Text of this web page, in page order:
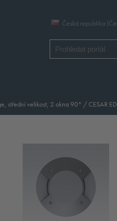
Česká republika
střední velikost, 2 okna 90° / CESAR